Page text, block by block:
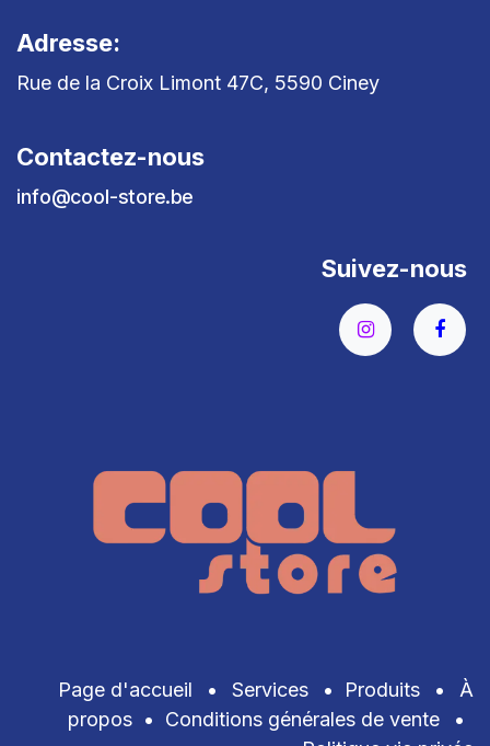
Adresse:
Rue de la Croix Limont 47C, 5590 Ciney
Contactez-nous
info@cool-store.be
Suivez-nous
Page d'accueil • Services • Produits •
À
propos • Conditions générales de vente
•